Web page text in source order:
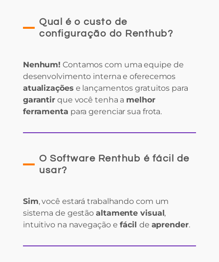
Qual é o custo de
configuração do Renthub?
Nenhum! Contamos com uma equipe de
desenvolvimento interna e oferecemos
atualizações e lançamentos gratuitos para
garantir que você tenha a melhor
ferramenta para gerenciar sua frota.
O Software Renthub é fácil de
usar?
Sim, você estará trabalhando com um
sistema de gestãoaltamente visual ,
intuitivo na navegação e fácil de aprender.